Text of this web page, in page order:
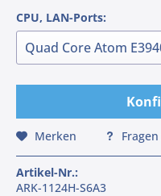
CPU, LAN-Ports:
Merken
Artikel-Nr.:
ARK-1124H-S6A3